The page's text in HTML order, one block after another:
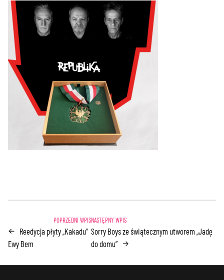
← Reedycja płyty „Kakadu”
Ewy Bem
Sorry Boys ze świątecznym utworem „Jadę
do domu” →